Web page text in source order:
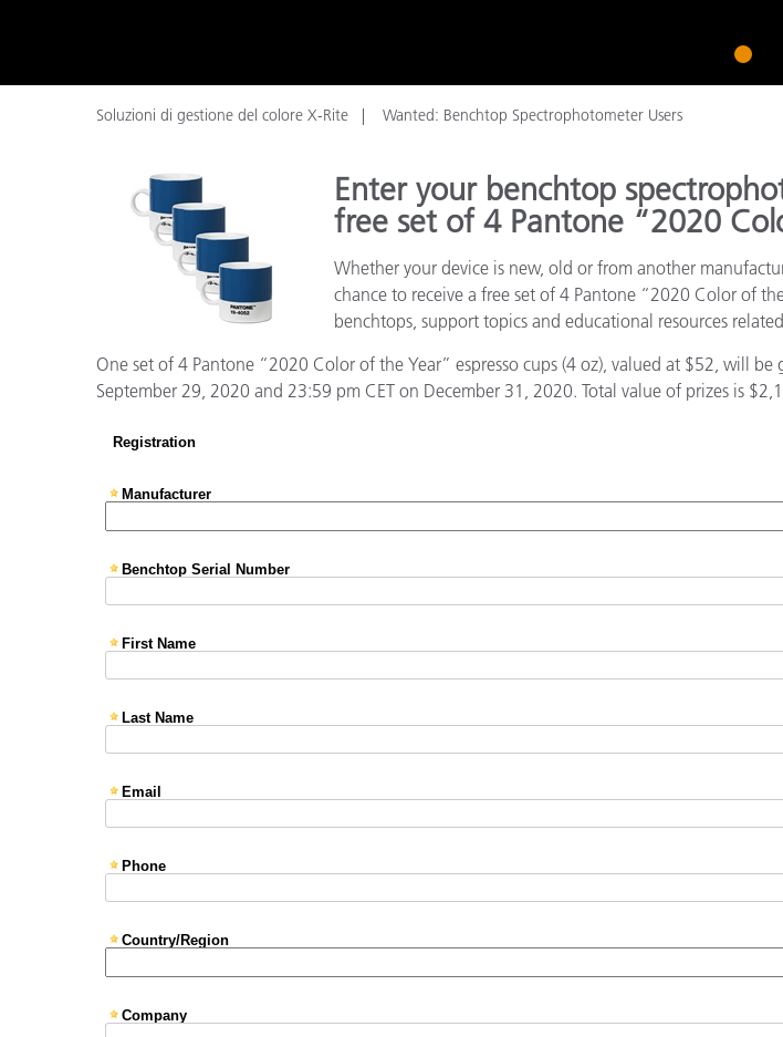
1
Soluzioni di gestione del colore X-Rite Wanted: Benchtop Spectrophotometer Users
Enter your benchtop
free set of 4 Pantone “2020
Whether your device is new, old or from another
chance to receive a free set of 4 Pantone “2020 Color of
benchtops, support topics and educational resources
One set of 4 Pantone “2020 Color of the Year” espresso cups (4 oz), valued at $52, will
September 29, 2020 and 23:59 pm CET on December 31, 2020. Total value of prizes is